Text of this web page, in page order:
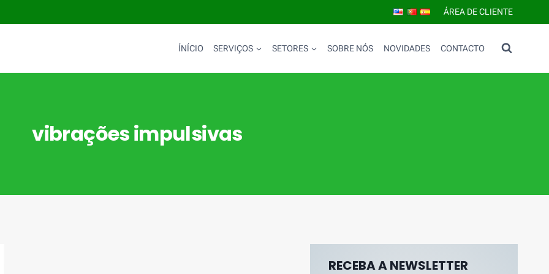
ÁREA DE CLIENTE
ÍNÍCIO SERVIÇOS SETORES SOBRE NÓS NOVIDADES CONTACTO
vibrações impulsivas
RECEBA A NEWSLETTER